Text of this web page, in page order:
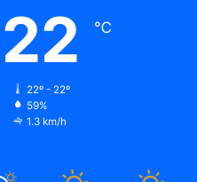
22 ℃
22º - 22º
59%
1.3 km/h